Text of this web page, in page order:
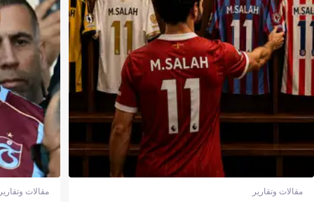
مقالات وتقارير مقالات